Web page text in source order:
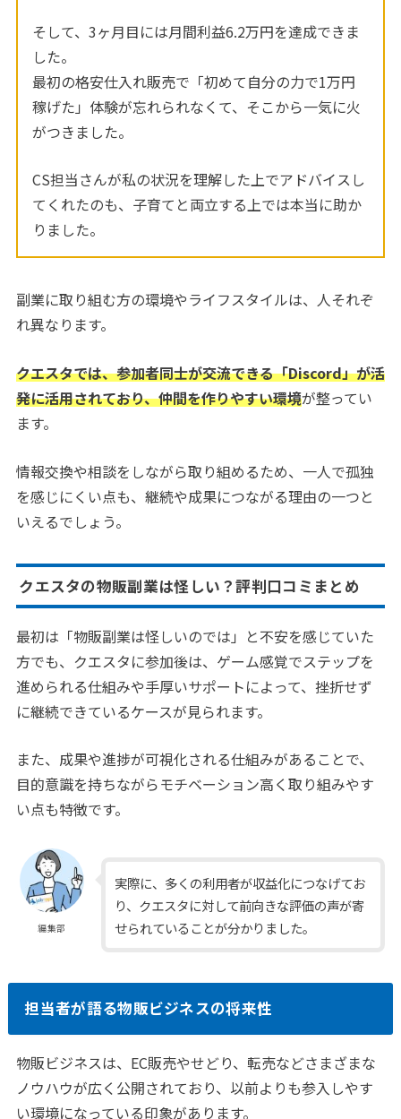
そして、3ヶ月目には月間利益6.2万円を達成できま
した。
最初の格安仕入れ販売で「初めて自分の力で1万円
稼げた」体験が忘れられなくて、そこから一気に火
がつきました。
CS担当さんが私の状況を理解した上でアドバイスし
てくれたのも、子育てと両立する上では本当に助か
りました。
副業に取り組む方の環境やライフスタイルは、人それぞ
れ異なります。
クエスタでは、参加者同士が交流できる「Discord」が活
発に活用されており、仲間を作りやすい環境が整ってい
ます。
情報交換や相談をしながら取り組めるため、一人で孤独
を感じにくい点も、継続や成果につながる理由の一つと
いえるでしょう。
クエスタの物販副業は怪しい？評判口コミまとめ
最初は「物販副業は怪しいのでは」と不安を感じていた
方でも、クエスタに参加後は、ゲーム感覚でステップを
進められる仕組みや手厚いサポートによって、挫折せず
に継続できているケースが見られます。
また、成果や進捗が可視化される仕組みがあることで、
目的意識を持ちながらモチベーション高く取り組みやす
い点も特徴です。
編集部
実際に、多くの利用者が収益化につなげてお
り、クエスタに対して前向きな評価の声が寄
せられていることが分かりました。
担当者が語る物販ビジネスの将来性
物販ビジネスは、EC販売やせどり、転売などさまざまな
ノウハウが広く公開されており、以前よりも参入しやす
い環境になっている印象があります。